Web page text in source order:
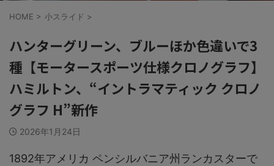
HOME > 小スライド >
ハンターグリーン、ブルーほか色違いで3
種【モータースポーツ仕様クロノグラフ】
ハミルトン、“イントラマティック クロノ
グラフ H”新作
2026年1月24日
1892年アメリカ ペンシルバニア州ランカスターで